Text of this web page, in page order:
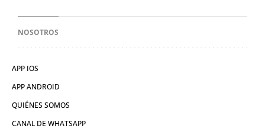
NOSOTROS
APP IOS
APP ANDROID
QUIÉNES SOMOS
CANAL DE WHATSAPP